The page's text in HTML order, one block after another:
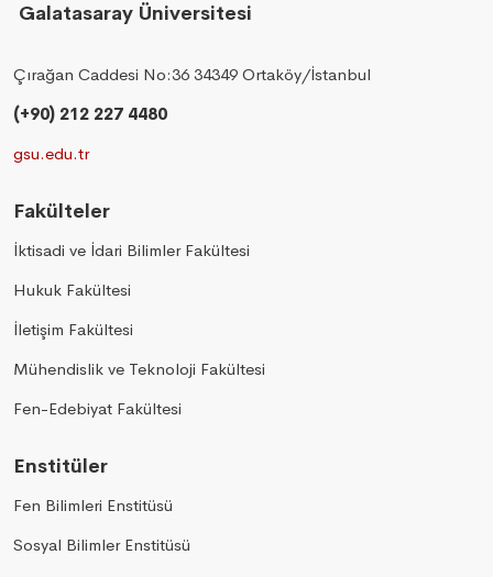
Galatasaray Üniversitesi
Çırağan Caddesi No:36 34349 Ortaköy/İstanbul
(+90) 212 227 4480
gsu.edu.tr
Fakülteler
İktisadi ve İdari Bilimler Fakültesi
Hukuk Fakültesi
İletişim Fakültesi
Mühendislik ve Teknoloji Fakültesi
Fen-Edebiyat Fakültesi
Enstitüler
Fen Bilimleri Enstitüsü
Sosyal Bilimler Enstitüsü